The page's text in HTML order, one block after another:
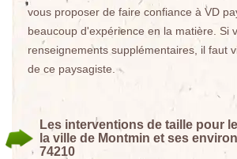
vous proposer de faire confiance à VD
beaucoup d'expérience en la matière. Si
renseignements supplémentaires, il faut
de ce paysagiste.
Les interventions de taille pour
la ville de Montmin et ses
74210